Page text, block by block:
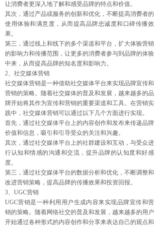
让消费者更深入地了解和感受品牌的特点和价值。
其次，通过产品或服务的创新和优化，不断提高消费者的
使用体验和满意度，从而提高品牌忠诚度和口碑传播效
果。
第三，通过线上和线下的多个渠道和平台，扩大体验营销
的影响力和传播范围，让更多的消费者参与到品牌的体验
中来，从而提高品牌的知名度和影响力。
2、社交媒体营销
社交媒体营销是一种借助社交媒体平台来实现品牌宣传和
营销的策略。随着社交媒体的普及和发展，越来越多的品
牌开始将其作为宣传和营销的重要渠道和工具。在营销实
践中，社交媒体营销可以通过以下几个方面进行实现。
首先，通过社交媒体平台上的内容创作和发布来传递品牌
价值和信息，吸引和引导受众的关注和兴趣。
其次，通过社交媒体平台上的社群建设和互动，与受众进
行认知和情感的沟通和交流，提升品牌的认知度和好感
度。
第三，通过社交媒体平台的数据分析和优化，不断调整和
改进营销策略，提高品牌的传播效果和投资回报。
3、UGC营销
UGC营销是一种利用用户生成内容来实现品牌宣传和营
销的策略。随着网络社交的普及和发展，越来越多的用户
开始通过各种形式的内容创作和分享来表达自己的观点和